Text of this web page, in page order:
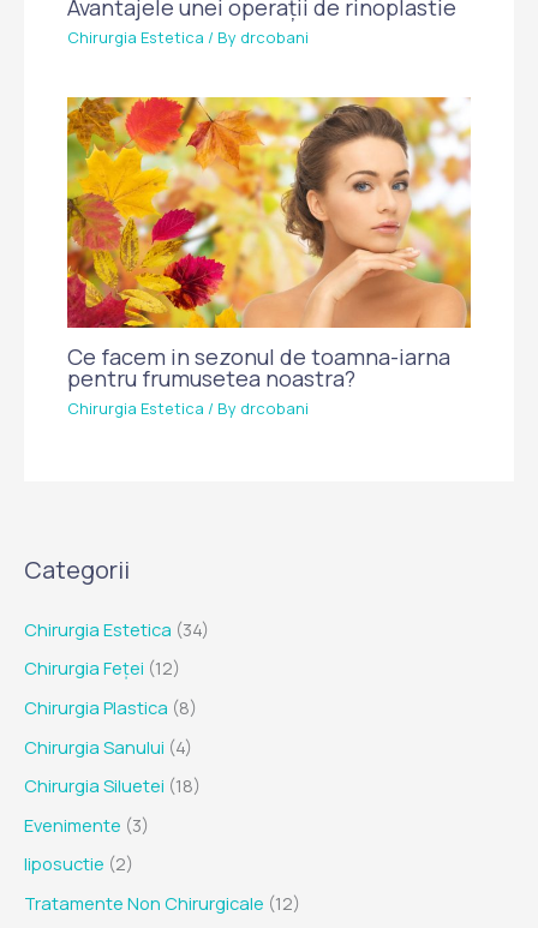
Avantajele unei operații de rinoplastie
Chirurgia Estetica / By drcobani
Ce facem in sezonul de toamna-iarna
pentru frumusetea noastra?
Chirurgia Estetica / By drcobani
Categorii
Chirurgia Estetica (34)
Chirurgia Feței (12)
Chirurgia Plastica (8)
Chirurgia Sanului (4)
Chirurgia Siluetei (18)
Evenimente (3)
liposuctie (2)
Tratamente Non Chirurgicale (12)